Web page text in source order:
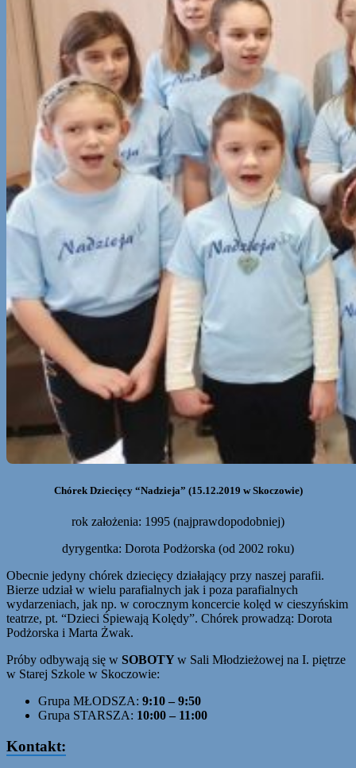
Chórek Dziecięcy “Nadzieja” (15.12.2019 w Skoczowie)
rok założenia: 1995 (najprawdopodobniej)
dyrygentka: Dorota Podżorska (od 2002 roku)
Obecnie jedyny chórek dziecięcy działający przy naszej parafii.
Bierze udział w wielu parafialnych jak i poza parafialnych
wydarzeniach, jak np. w corocznym koncercie kolęd w cieszyńskim
teatrze, pt. “Dzieci Śpiewają Kolędy”. Chórek prowadzą: Dorota
Podżorska i Marta Żwak.
Próby odbywają się w SOBOTYw Sali Młodzieżowej na I. piętrze
w Starej Szkole w Skoczowie:
Grupa MŁODSZA: 9:10 – 9:50
Grupa STARSZA: 10:00 – 11:00
Kontakt: